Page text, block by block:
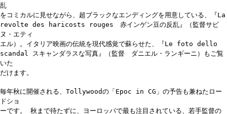
乱
をコミカルに見せながら、超ブラックなエンディングを用意している、『La
revolte des haricosts rouges 赤インゲン豆の反乱』（監督サビ
ヌ・エティ
エル）。イタリア映画の伝統を現代感覚で蘇らせた、『Le foto dello
scandal スキャンダラスな写真』（監督 ダニエル・ランギーニ）もご覧
いた
だけます。
毎年秋に開催される、Tollywoodの「Epoc in CG」の予告も兼ねたロー
ドショ
ーです。 秋まで待たずに、ヨーロッパで最も注目されている、若手監督の